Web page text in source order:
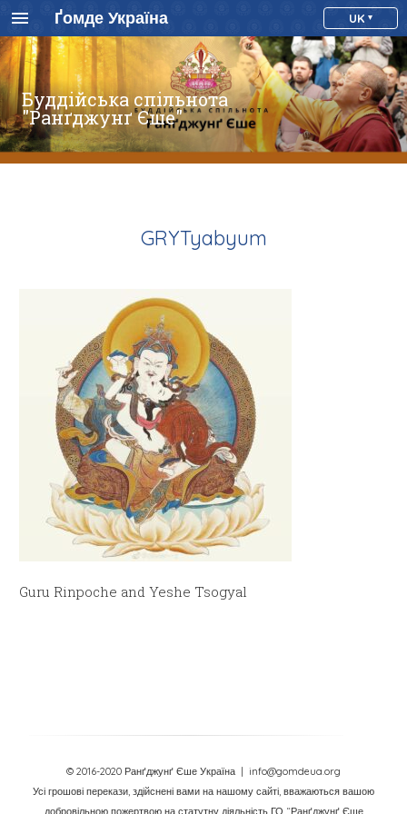
Ґомде Україна UK
Буддійська спільнота
"Ранґджунґ Єше"
GRYTyabyum
Guru Rinpoche and Yeshe Tsogyal
© 2016-2020 Ранґджунґ Єше Україна
| info@gomdeua.org
Усі грошові перекази, здійснені вами на нашому сайті, вважаються вашою
добровільною пожертвою на статутну діяльність ГО “Ранґджунґ Єше